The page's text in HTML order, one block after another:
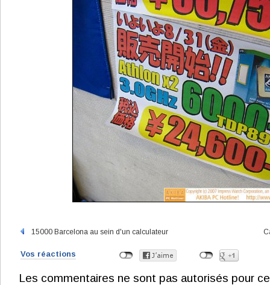
15000 Barcelona au sein d'un calculateur
Vos réactions
Les commentaires ne sont pas autorisés pour